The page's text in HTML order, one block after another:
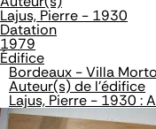
Lajus, Pierre - 1930
Datation
1979
Édifice
Bordeaux - Villa
Auteur(s) de l'édifice
Lajus, Pierre - 1930 :